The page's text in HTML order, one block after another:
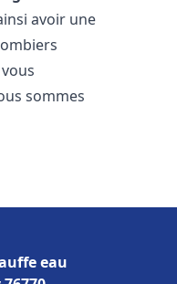
avoir une
sommes
eau